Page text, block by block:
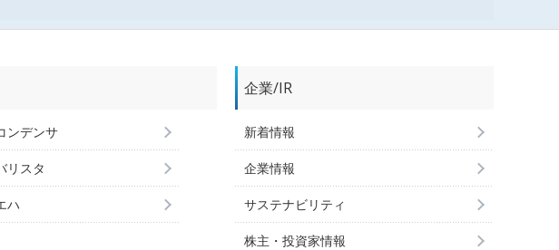
ンデンサ
リスタ
ハ
企業/IR
新着情報
企業情報
サステナビリティ
株主・投資家情報